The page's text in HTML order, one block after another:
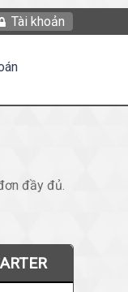
Tài khoản
đầy đủ.